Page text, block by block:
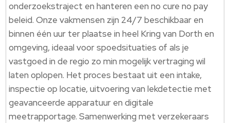
onderzoekstraject en hanteren een no cure no pay
beleid.​ Onze vakmensen zijn 24/7 beschikbaar en
binnen één uur ter plaatse in heel Kring van Dorth en
omgeving, ideaal voor spoedsituaties of als je
vastgoed in de regio zo min mogelijk vertraging wil
laten oplopen.​ Het proces bestaat uit een intake,
inspectie op locatie, uitvoering van lekdetectie met
geavanceerde apparatuur en digitale
meetrapportage.​ Samenwerking met verzekeraars